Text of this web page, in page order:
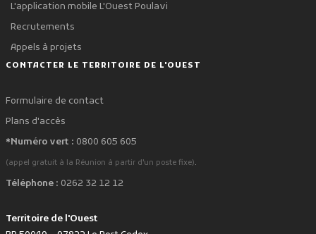
L'application mobile L'Ouest Poulavi
Recrutements
Appels à projets
CONTACTER LE TERRITOIRE DE L'OUEST
Formulaire de contact
Plans d'accès
*Numéro vert : 0800 605 605
(appel gratuit à la Réunion à partir d'un poste fixe).
Téléphone : 0262 32 12 12
Territoire de l'Ouest